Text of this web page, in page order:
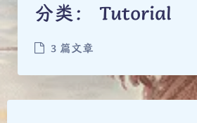
分类：Tutorial
3 篇文章